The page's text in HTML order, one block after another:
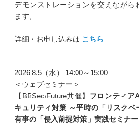
デモンストレーションを交えながら
ます。
詳細・お申し込みは こちら
2026.8.5（水） 14:00～15:00
＜ウェブセミナー＞
【BBSec/Future共催】 フロンティア
キュリティ対策 ～平時の「リスクベ
有事の「侵入前提対策」実践セミナー